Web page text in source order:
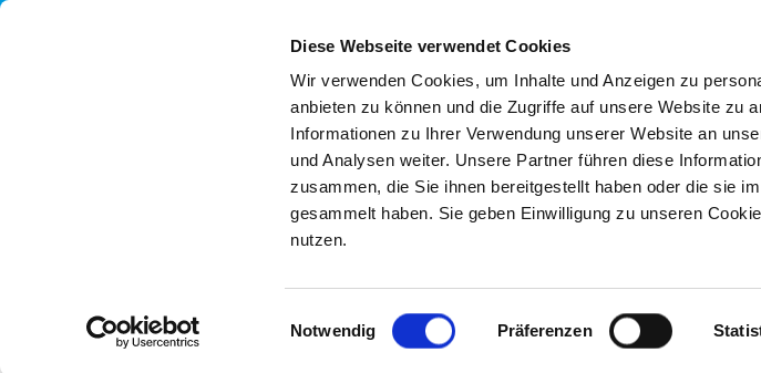
Diese Webseite verwendet Cookies
Wir verwenden Cookies, um Inhalte und Anzeigen zu
anbieten zu können und die Zugriffe auf unsere Website zu
Informationen zu Ihrer Verwendung unserer Website an
und Analysen weiter. Unsere Partner führen diese
zusammen, die Sie ihnen bereitgestellt haben oder die sie
gesammelt haben. Sie geben Einwilligung zu unseren
nutzen.
Einwilligungsauswahl
Notwendig Präferenzen